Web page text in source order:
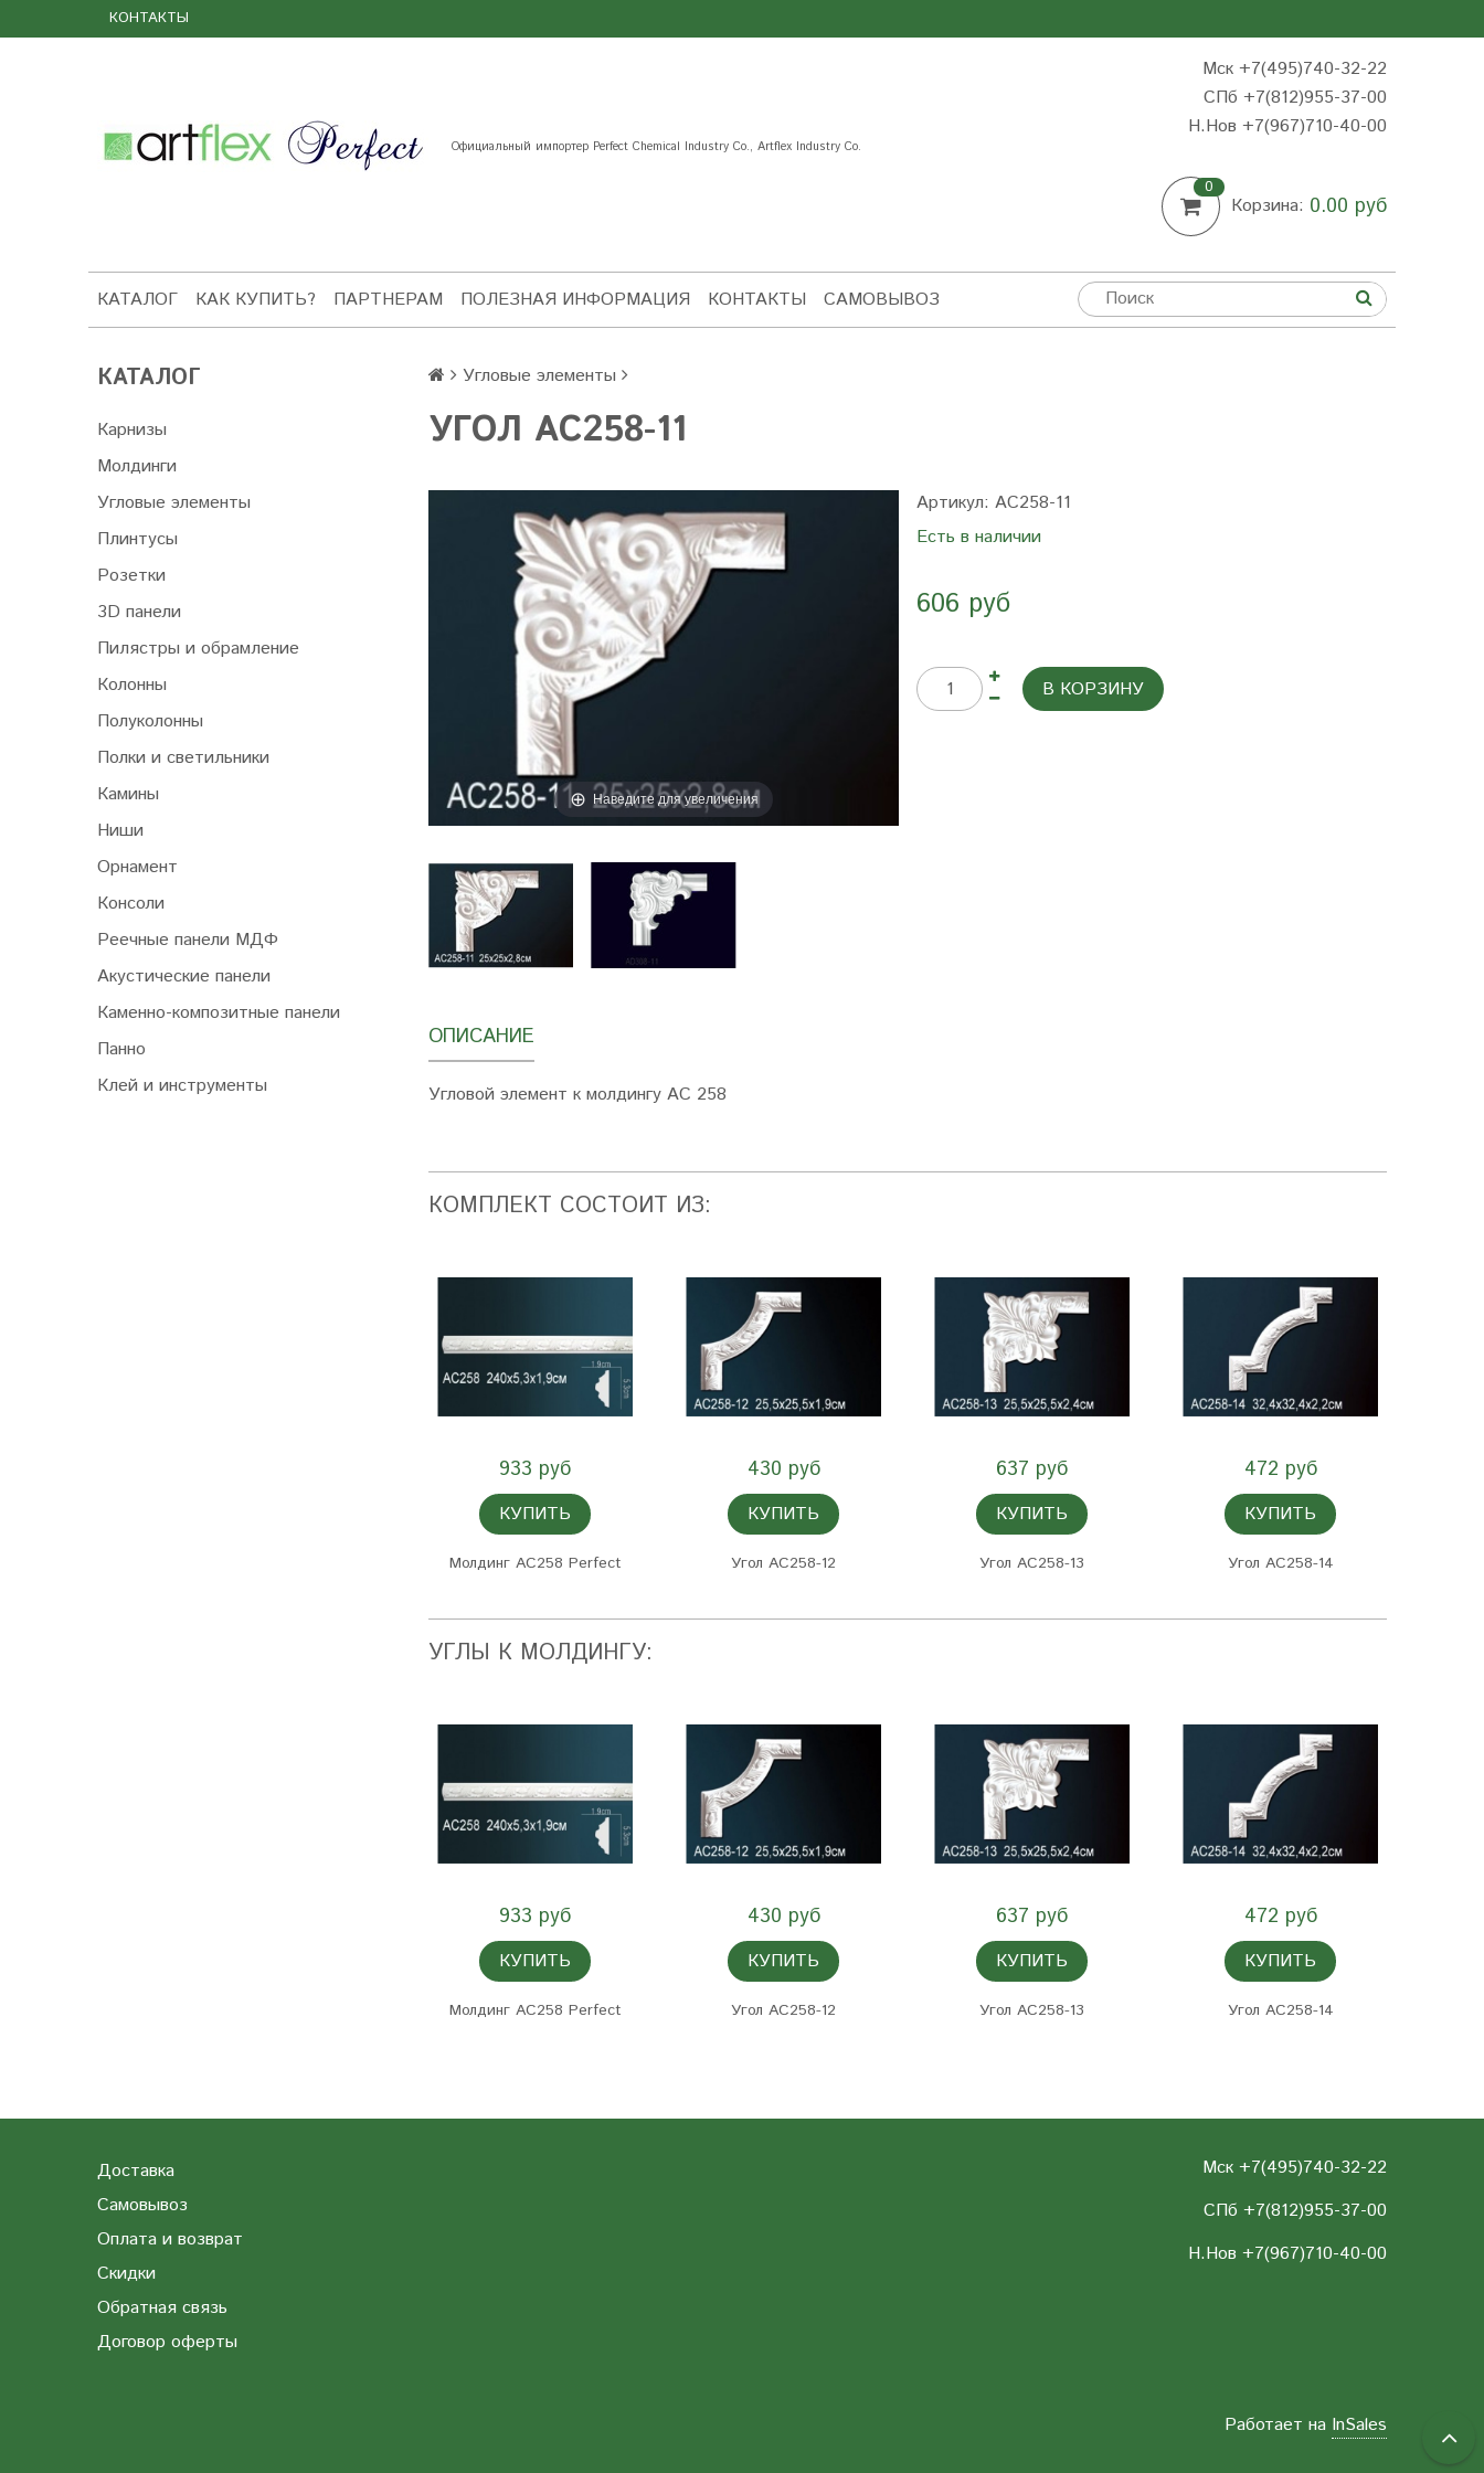
КОНТАКТЫ
Официальный импортер Perfect Chemical Industry Co., Artflex Industry Co.
Мск +7(495)740-32-22
СПб +7(812)955-37-00
Н.Нов +7(967)710-40-00
0
Корзина: 0.00 руб
КАТАЛОГ КАК КУПИТЬ? ПАРТНЕРАМ ПОЛЕЗНАЯ ИНФОРМАЦИЯ КОНТАКТЫ САМОВЫВОЗ
КАТАЛОГ
Карнизы
Молдинги
Угловые элементы
Плинтусы
Розетки
3D панели
Пилястры и обрамление
Колонны
Полуколонны
Полки и светильники
Камины
Ниши
Орнамент
Консоли
Реечные панели МДФ
Акустические панели
Каменно-композитные панели
Панно
Клей и инструменты
Угловые элементы
УГОЛ AC258-11
Наведите для увеличения
Артикул: AC258-11
Есть в наличии
606 руб
В КОРЗИНУ
ОПИСАНИЕ
Угловой элемент к молдингу AC 258
КОМПЛЕКТ СОСТОИТ ИЗ:
933 руб
КУПИТЬ
Молдинг AC258 Perfect
430 руб
КУПИТЬ
Угол AC258-12
637 руб
КУПИТЬ
Угол AC258-13
472 руб
КУПИТЬ
Угол AC258-14
УГЛЫ К МОЛДИНГУ:
933 руб
КУПИТЬ
Молдинг AC258 Perfect
430 руб
КУПИТЬ
Угол AC258-12
637 руб
КУПИТЬ
Угол AC258-13
472 руб
КУПИТЬ
Угол AC258-14
Доставка
Самовывоз
Оплата и возврат
Скидки
Обратная связь
Договор оферты
Мск +7(495)740-32-22
СПб +7(812)955-37-00
Н.Нов +7(967)710-40-00
Работает на InSales